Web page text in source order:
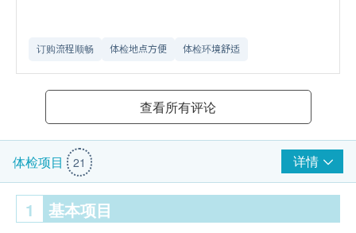
订购流程顺畅 体检地点方便 体检环境舒适​
查看所有评论
体检项目 21 详情
1 基本项目